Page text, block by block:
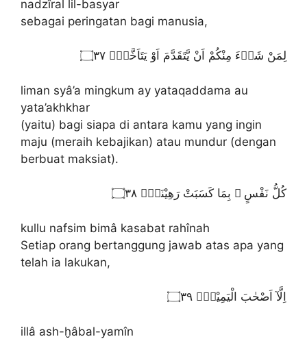
nadzîral lil-basyar
sebagai peringatan bagi manusia,
لِمَنْ شَاۤءَ مِنْكُمْ اَنْ يَّتَقَدَّمَ اَوْ يَتَاَخَّرَۗ ۝٣٧
liman syâ’a mingkum ay yataqaddama au
yata’akhkhar
(yaitu) bagi siapa di antara kamu yang ingin
maju (meraih kebajikan) atau mundur (dengan
berbuat maksiat).
كُلُّ نَفْسٍ ۢ بِمَا كَسَبَتْ رَهِيْنَةٌۙ ۝٣٨
kullu nafsim bimâ kasabat rahînah
Setiap orang bertanggung jawab atas apa yang
telah ia lakukan,
اِلَّآ اَصْحٰبَ الْيَمِيْنِۛ ۝٣٩
illâ ash-ḫâbal-yamîn